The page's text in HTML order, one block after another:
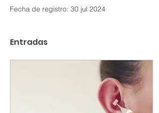
Fecha de registro: 30 jul 2024
Entradas